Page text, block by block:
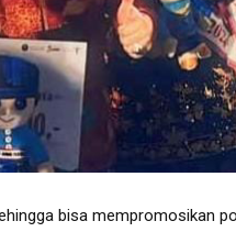
bisa mempromosikan